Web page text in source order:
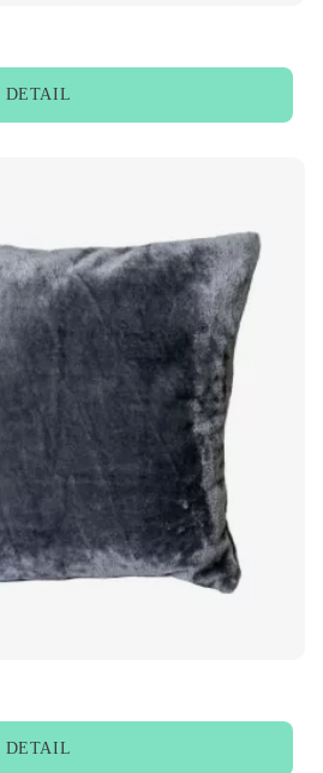
DETAIL
DETAIL